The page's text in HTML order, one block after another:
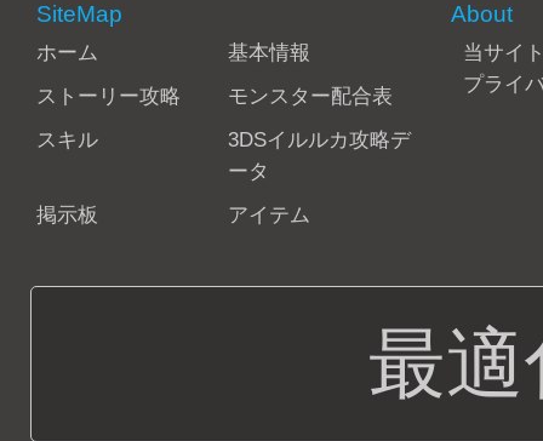
SiteMap
ホーム
基本情報
ストーリー攻略
モンスター配合表
スキル
3DSイルルカ攻略デ
ータ
掲示板
アイテム
About
当サイ
プライ
最